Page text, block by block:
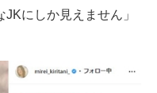
にしか見えません」